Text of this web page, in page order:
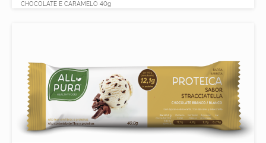
CHOCOLATE E CARAMELO 40g